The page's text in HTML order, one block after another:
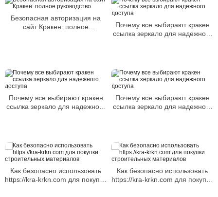
Безопасная авторизация на
сайт Кракен: полное
Почему все выбирают кракен
ссылка зеркало для надежного
Почему все выбирают кракен
ссылка зеркало для надежного
Почему все выбирают кракен
ссылка зеркало для надежного
Как безопасно использовать
https://kra-krkn.com для покупки
Как безопасно использовать
https://kra-krkn.com для покупки